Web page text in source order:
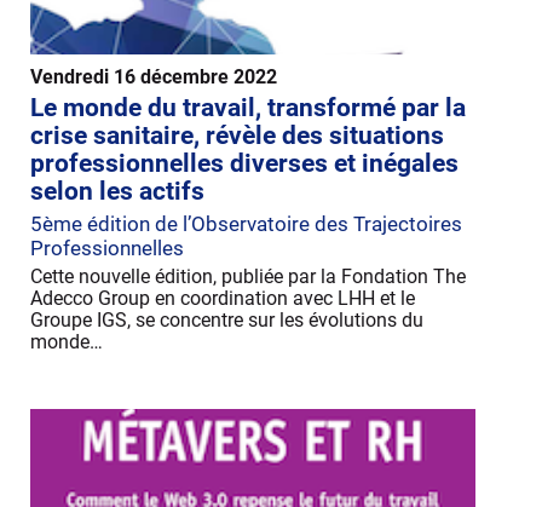
Vendredi 16 décembre 2022
Le monde du travail, transformé par la
crise sanitaire, révèle des situations
professionnelles diverses et inégales
selon les actifs
5ème édition de l’Observatoire des Trajectoires
Professionnelles
Cette nouvelle édition, publiée par la Fondation The
Adecco Group en coordination avec LHH et le
Groupe IGS, se concentre sur les évolutions du
monde…